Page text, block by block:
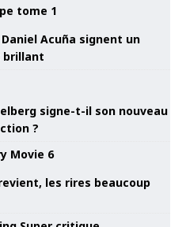
Acuña signent un
brillant
signe-t-il son nouveau
?
les rires beaucoup